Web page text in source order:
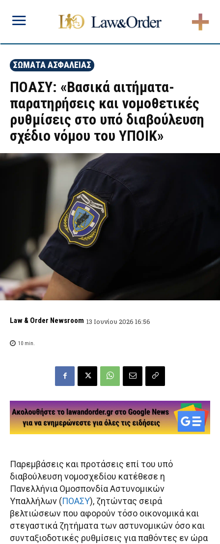
ΣΩΜΑΤΑ ΑΣΦΑΛΕΙΑΣ
ΠΟΑΣΥ: «Βασικά αιτήματα-
παρατηρήσεις και νομοθετικές
ρυθμίσεις στο υπό διαβούλευση
σχέδιο νόμου του ΥΠΟΙΚ»
Law & Order Newsroom 13 Ιουνίου 2026 16:56
10 min.
Παρεμβάσεις και προτάσεις επί του υπό
διαβούλευση νομοσχεδίου κατέθεσε η
Πανελλήνια Ομοσπονδία Αστυνομικών
Υπαλλήλων (ΠΟΑΣΥ), ζητώντας σειρά
βελτιώσεων που αφορούν τόσο οικονομικά και
στεγαστικά ζητήματα των αστυνομικών όσο και
συνταξιοδοτικές ρυθμίσεις για παθόντες εν ώρα